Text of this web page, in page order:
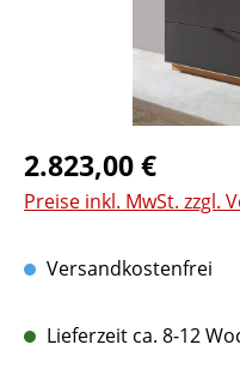
Regulärer Preis:
2.823,00 €
Preise inkl. MwSt. zzgl.
Versandkostenfrei
Lieferzeit ca. 8-12